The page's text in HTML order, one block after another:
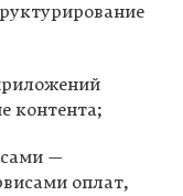
контента;
—
оплат,